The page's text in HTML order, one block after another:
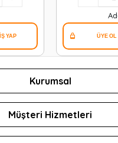
Kurumsal
Müşteri Hizmetleri